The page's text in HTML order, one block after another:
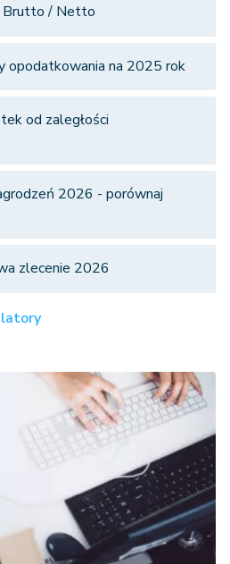
Brutto / Netto
opodatkowania na 2025 rok
od zaległości
2026 - porównaj
zlecenie 2026